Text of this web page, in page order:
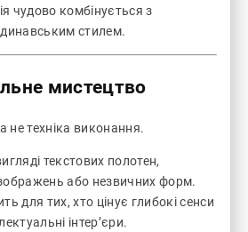
чудово комбінується з
стилем.
мистецтво
не техніка виконання.
текстових полотен,
або незвичних форм.
для тих, хто цінує глибокі сенси
інтер’єри.